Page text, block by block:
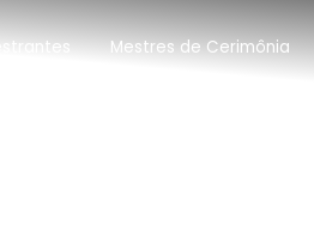
Mestres de Cerimônia